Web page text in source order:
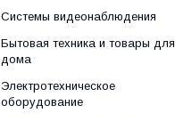
Системы видеонаблюдения
Бытовая техника и товары для
дома
Электротехническое
оборудование